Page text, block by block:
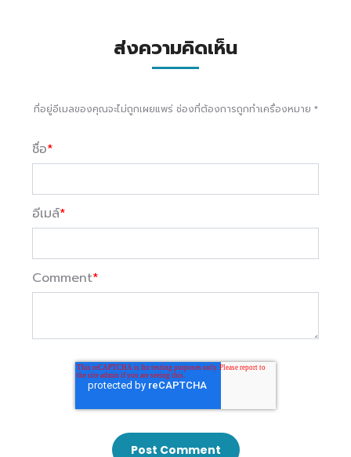
ส่งความคิดเห็น
ที่อยู่อีเมลของคุณจะไม่ถูกเผยแพร่ ช่องที่ต้องการถูกทำเครื่องหมาย *
ชื่อ*
อีเมล์*
Comment*